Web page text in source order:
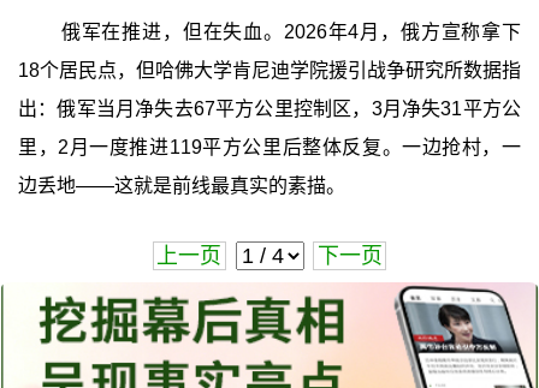
俄军在推进，但在失血。2026年4月，俄方宣称拿下
18个居民点，但哈佛大学肯尼迪学院援引战争研究所数据指
出：俄军当月净失去67平方公里控制区，3月净失31平方公
里，2月一度推进119平方公里后整体反复。一边抢村，一
边丢地——这就是前线最真实的素描。
上一页 下一页